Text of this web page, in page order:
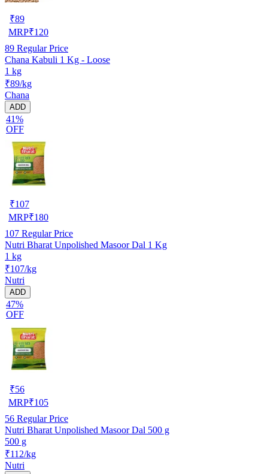
₹89
MRP₹120
89 Regular Price
Chana Kabuli 1 Kg - Loose
1 kg
₹89/kg
Chana
ADD
41%
OFF
₹107
MRP₹180
107 Regular Price
Nutri Bharat Unpolished Masoor Dal 1 Kg
1 kg
₹107/kg
Nutri
ADD
47%
OFF
₹56
MRP₹105
56 Regular Price
Nutri Bharat Unpolished Masoor Dal 500 g
500 g
₹112/kg
Nutri